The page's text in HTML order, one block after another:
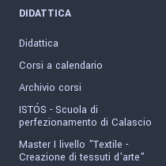
DIDATTICA
Didattica
Corsi a calendario
Archivio corsi
ISTÓS - Scuola di
perfezionamento di Calascio
Master I livello "Textile -
Creazione di tessuti d'arte"